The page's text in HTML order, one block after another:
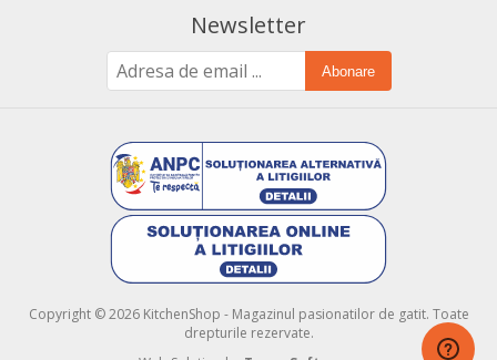
Newsletter
Abonare
Copyright © 2026 KitchenShop - Magazinul pasionatilor de gatit. Toate
drepturile rezervate.